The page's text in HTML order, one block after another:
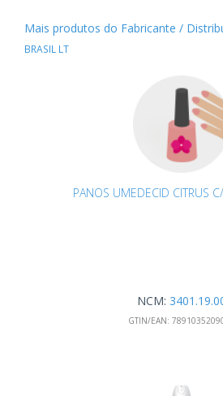
Mais produtos do Fabricante /
BRASIL LT
PANOS UMEDECID CITRUS
NCM:
GTIN/EAN: